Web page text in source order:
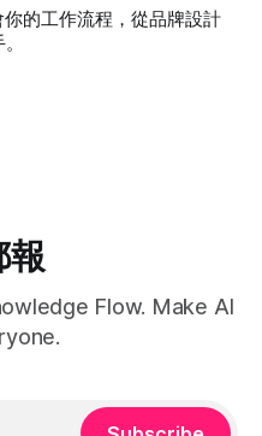
的工作流程，從品牌設計
報
Flow. Make AI